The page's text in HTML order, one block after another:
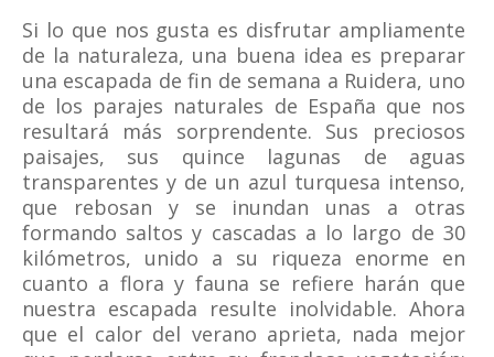
Si lo que nos gusta es disfrutar ampliamente
de la naturaleza, una buena idea es preparar
una escapada de fin de semana a Ruidera, uno
de los parajes naturales de España que nos
resultará más sorprendente. Sus preciosos
paisajes, sus quince lagunas de aguas
transparentes y de un azul turquesa intenso,
que rebosan y se inundan unas a otras
formando saltos y cascadas a lo largo de 30
kilómetros, unido a su riqueza enorme en
cuanto a flora y fauna se refiere harán que
nuestra escapada resulte inolvidable. Ahora
que el calor del verano aprieta, nada mejor